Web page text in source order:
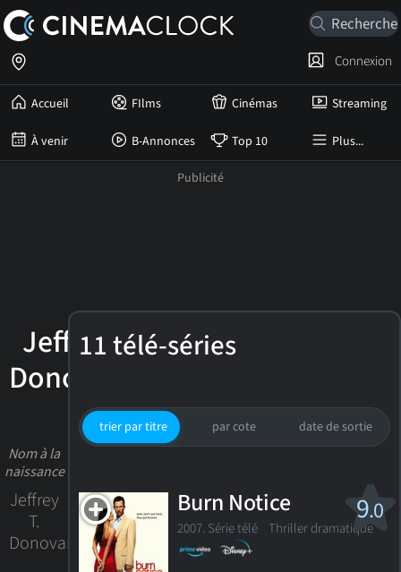
Accueil FIlms Cinémas Streaming
À venir B-Annonces Top 10 Plus...
Connexion
Jeffrey
Donovan
Nom à la
naissance
Jeffrey
T.
Donovan
11 télé-séries
trier par titre par cote date de sortie
9.0
Burn Notice
2007. Série télé Thriller dramatique